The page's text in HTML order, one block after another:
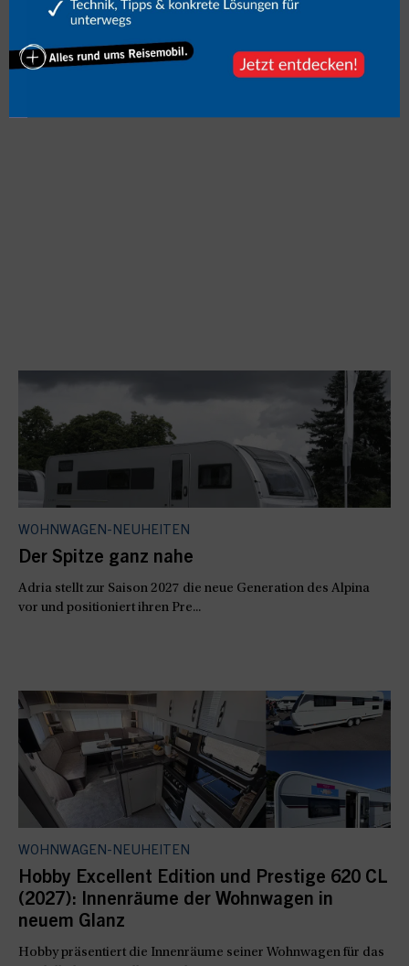
Mehr zum Thema
WOHNWAGEN-NEUHEITEN
Der Spitze ganz nahe
Adria stellt zur Saison 2027 die neue Generation des Alpina
vor und positioniert ihren Pre...
WOHNWAGEN-NEUHEITEN
Hobby Excellent Edition und Prestige 620 CL
(2027): Innenräume der Wohnwagen in
neuem Glanz
Hobby präsentiert die Innenräume seiner Wohnwagen für das